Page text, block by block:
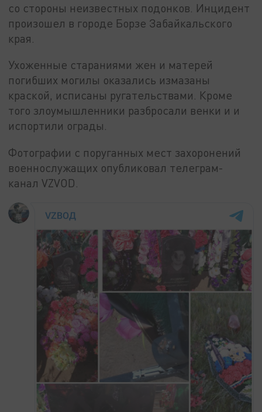
со стороны неизвестных подонков. Инцидент
произошел в городе Борзе Забайкальского
края.
Ухоженные стараниями жен и матерей
погибших могилы оказались измазаны
краской, исписаны ругательствами. Кроме
того злоумышленники разбросали венки и и
испортили ограды.
Фотографии с поруганных мест захоронений
военнослужащих опубликовал телеграм-
канал VZVOD.